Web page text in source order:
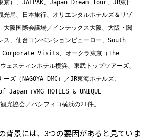
京）、JALPAK、Japan Dream Tour、JR東日
光局、日本旅行、オリエンタルホテルズ＆リゾ
大阪国際会議場／インテックス大阪、大阪・関
ス、仙台コンベンションビューロー、South
Corporate Visits、オークラ東京（The
スティンホテル横浜、東武トップツアーズ、
ズ（NAGOYA DMC）／JR東海ホテルズ、
（VMG HOTELS & UNIQUE
光協会／パシフィコ横浜の21件。
背景には、3つの要因があると見ていま